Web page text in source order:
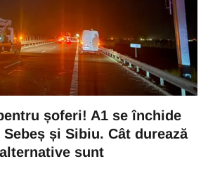
șoferi! A1 se închide
și Sibiu. Cât durează
sunt